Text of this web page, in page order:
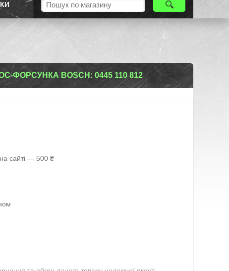
ФОРСУНКА BOSCH: 0445 110 812
сайті — 500 ₴